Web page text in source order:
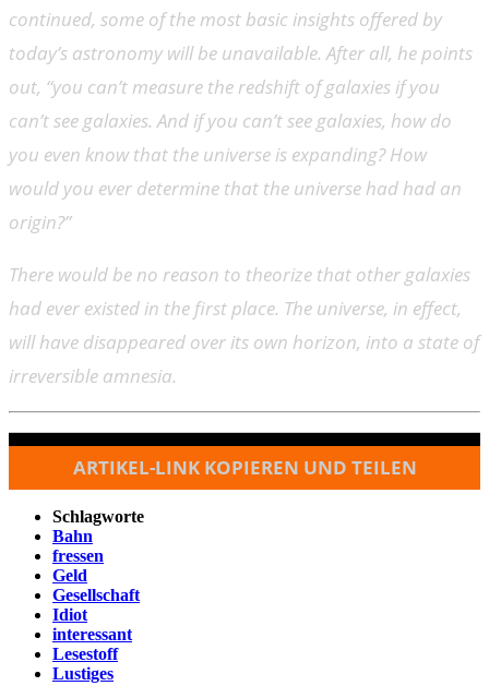
continued, some of the most basic insights offered by
today’s astronomy will be unavailable. After all, he points
out, “you can’t measure the redshift of galaxies if you
can’t see galaxies. And if you can’t see galaxies, how do
you even know that the universe is expanding? How
would you ever determine that the universe had had an
origin?”
There would be no reason to theorize that other galaxies
had ever existed in the first place. The universe, in effect,
will have disappeared over its own horizon, into a state of
irreversible amnesia.
ARTIKEL-LINK KOPIEREN UND TEILEN
Schlagworte
Bahn
fressen
Geld
Gesellschaft
Idiot
interessant
Lesestoff
Lustiges